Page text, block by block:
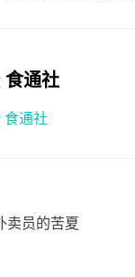
食通社
通社
卖员的苦夏